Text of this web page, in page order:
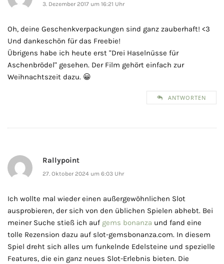
3. Dezember 2017 um 16:21 Uhr
Oh, deine Geschenkverpackungen sind ganz zauberhaft! <3
Und dankeschön für das Freebie!
Übrigens habe ich heute erst "Drei Haselnüsse für
Aschenbrödel" gesehen. Der Film gehört einfach zur
Weihnachtszeit dazu. 😀
ANTWORTEN
Rallypoint
27. Oktober 2024 um 6:03 Uhr
Ich wollte mal wieder einen außergewöhnlichen Slot
ausprobieren, der sich von den üblichen Spielen abhebt. Bei
meiner Suche stieß ich auf gems bonanza und fand eine
tolle Rezension dazu auf slot-gemsbonanza.com. In diesem
Spiel dreht sich alles um funkelnde Edelsteine und spezielle
Features, die ein ganz neues Slot-Erlebnis bieten. Die